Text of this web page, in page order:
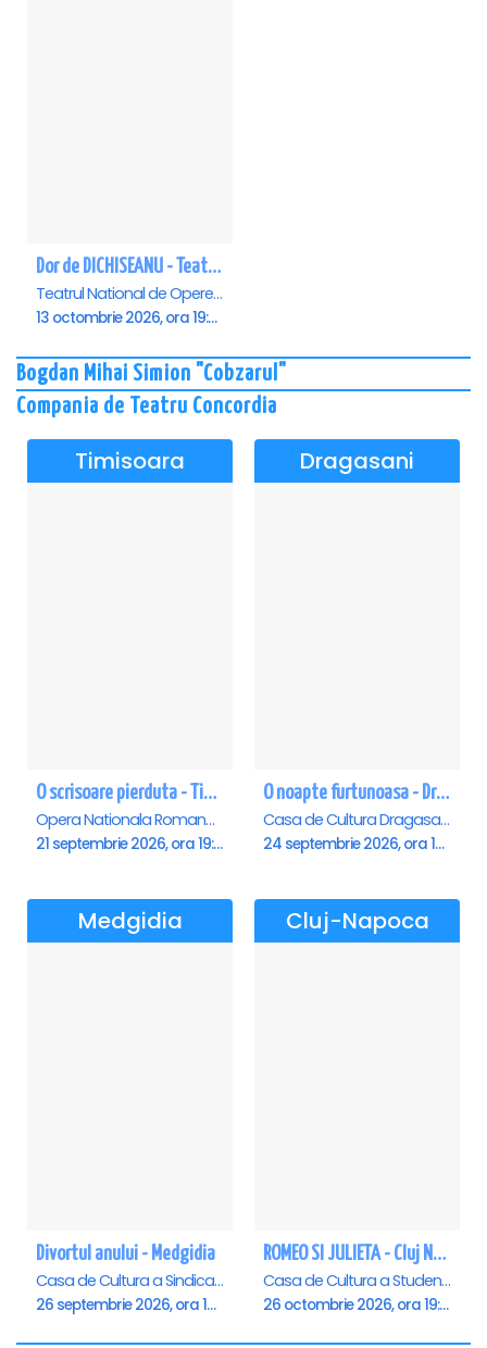
Dor de DICHISEANU - Teatrul Național de Operetă și Musical „Ion Dacian"
Teatrul National de Opereta si Musical Ion Dacian, Bucuresti
13 octombrie 2026, ora 19:00
Bogdan Mihai Simion "Cobzarul"
Compania de Teatru Concordia
Timisoara
O scrisoare pierduta - Timisoara
Opera Nationala Romana , Timisoara
21 septembrie 2026, ora 19:00
Dragasani
O noapte furtunoasa - Dragasani
Casa de Cultura Dragasani, Dragasani
24 septembrie 2026, ora 19:00
Medgidia
Divortul anului - Medgidia
Casa de Cultura a Sindicatelor Lucian Grigorescu, Medgidia
26 septembrie 2026, ora 19:00
Cluj-Napoca
ROMEO SI JULIETA - Cluj Napoca
Casa de Cultura a Studentilor Dumitru Farcas, Cluj-Napoca
26 octombrie 2026, ora 19:00